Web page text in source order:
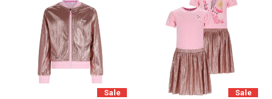
Sale Sale